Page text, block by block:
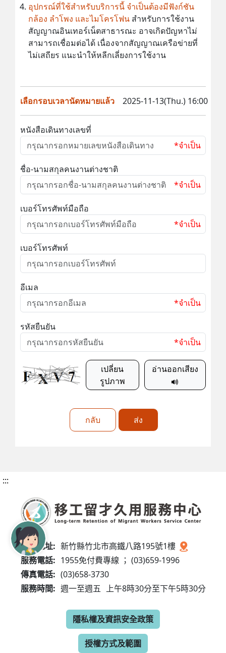
อุปกรณ์ที่ใช้สำหรับบริการนี้ จำเป็นต้องมีฟังก์ชัน
กล้อง ลำโพง และไมโครโฟน สำหรับการใช้งาน
สัญญาณอินเทอร์เน็ตสาธารณะ อาจเกิดปัญหาไม่
สามารถเชื่อมต่อได้ เนื่องจากสัญญาณเครือข่ายที่
ไม่เสถียร แนะนำให้หลีกเลี่ยงการใช้งาน
เลือกรอบเวลานัดหมายแล้ว 2025-11-13(Thu.) 16:00
หนังสือเดินทางเลขที่
*จำเป็น
ชื่อ-นามสกุลคนงานต่างชาติ
*จำเป็น
เบอร์โทรศัพท์มือถือ
*จำเป็น
เบอร์โทรศัพท์
อีเมล
*จำเป็น
รหัสยืนยัน
*จำเป็น
เปลี่ยน
รูปภาพ
อ่านออกเสียง
กลับ ส่ง
:::
服務地址: 新竹縣竹北市高鐵八路195號1樓
服務電話: 1955免付費專線 ； (03)659-1996
傳真電話: (03)658-3730
服務時間: 週一至週五 上午8時30分至下午5時30分
隱私權及資訊安全政策
授權方式及範圍